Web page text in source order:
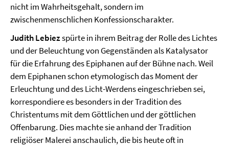
nicht im Wahrheitsgehalt, sondern im
zwischenmenschlichen Konfessionscharakter.
Judith Lebiezspürte in ihrem Beitrag der Rolle des Lichtes
und der Beleuchtung von Gegenständen als Katalysator
für die Erfahrung des Epiphanen auf der Bühne nach. Weil
dem Epiphanen schon etymologisch das Moment der
Erleuchtung und des Licht-Werdens eingeschrieben sei,
korrespondiere es besonders in der Tradition des
Christentums mit dem Göttlichen und der göttlichen
Offenbarung. Dies machte sie anhand der Tradition
religiöser Malerei anschaulich, die bis heute oft in